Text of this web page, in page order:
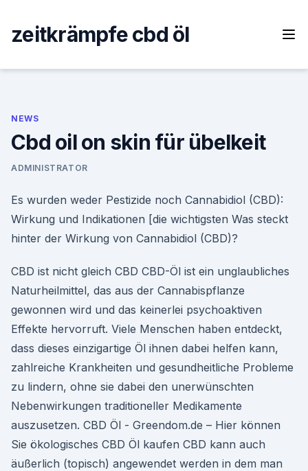
content
zeitkrämpfe cbd öl
NEWS
Cbd oil on skin für übelkeit
ADMINISTRATOR
Es wurden weder Pestizide noch Cannabidiol (CBD):
Wirkung und Indikationen [die wichtigsten Was steckt
hinter der Wirkung von Cannabidiol (CBD)?
CBD ist nicht gleich CBD CBD-Öl ist ein unglaubliches
Naturheilmittel, das aus der Cannabispflanze
gewonnen wird und das keinerlei psychoaktiven
Effekte hervorruft. Viele Menschen haben entdeckt,
dass dieses einzigartige Öl ihnen dabei helfen kann,
zahlreiche Krankheiten und gesundheitliche Probleme
zu lindern, ohne sie dabei den unerwünschten
Nebenwirkungen traditioneller Medikamente
auszusetzen. CBD Öl - Greendom.de – Hier können
Sie ökologisches CBD Öl kaufen CBD kann auch
äußerlich (topisch) angewendet werden in dem man